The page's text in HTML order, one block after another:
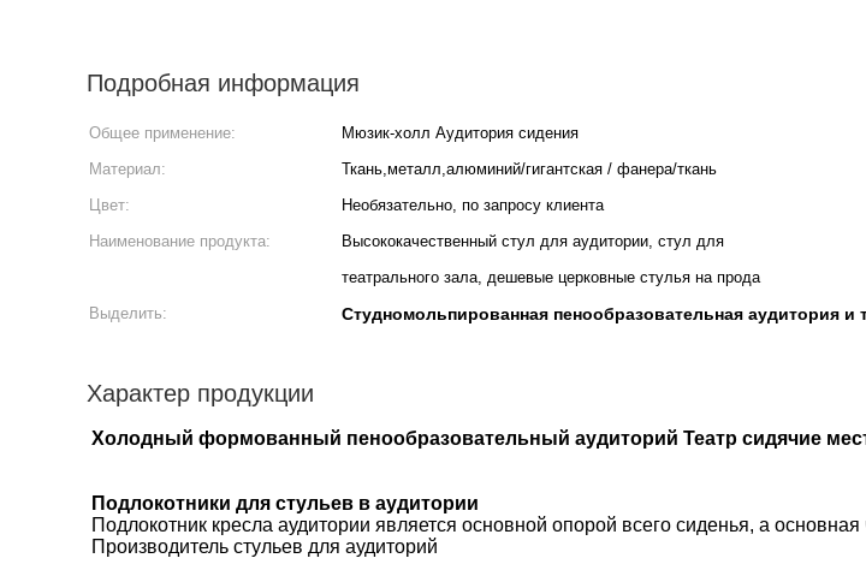
Подробная информация
Общее применение: Мюзик-холл Аудитория сидения
Материал:
Ткань,металл,алюминий/гигантская / фанера/ткань
Цвет:
Необязательно, по запросу клиента
Наименование продукта:
Высококачественный стул для аудитории, стул для
театрального зала, дешевые церковные стулья на прода
Выделить: Студномольпированная пенообразовательная аудитория и
Характер продукции
Холодный формованный пенообразовательный аудиторий Театр сидячие
Подлокотники для стульев в аудитории
Подлокотник кресла аудитории является основной опорой всего сиденья, а
Производитель стульев для аудиторий